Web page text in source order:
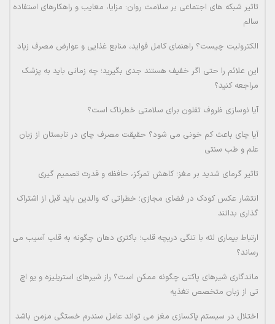
تاثیر شبکه های اجتماعی بر سلامت روان: مزایا، معایب و راهکارهای استفاده
سالم
الکترولیت چیست؟ راهنمای کامل فواید، منابع غذایی و عوارض مصرف زیاد
این علائم را حتی اگر خفیف هستند جدی بگیرید؛ چه زمانی باید به پزشک
مراجعه کنید؟
آیا نوسازی ظروف تفلون برای سلامتی خطرناک است؟
آیا چای باعث کم خونی می شود؟ حقیقت مصرف چای در تابستان از زبان
علم و طب سنتی
تاثیر گرمای شدید بر مغز؛ کاهش تمرکز، حافظه و قدرت تصمیم گیری
انتشار عکس کودک در فضای مجازی؛ خطراتی که والدین باید قبل از اشتراک
گذاری بدانند
ارتباط بیماری لثه با تنگی دریچه قلب؛ باکتری دهان چگونه به قلب آسیب می
رساند؟
ماندگاری شیرهای پاکتی چگونه ممکن است؟ راز شیرهای استریلیزه و یو اچ
تی از زبان متخصص تغذیه
اختلال در سیستم پاکسازی مغز می تواند عامل سندرم خستگی مزمن باشد